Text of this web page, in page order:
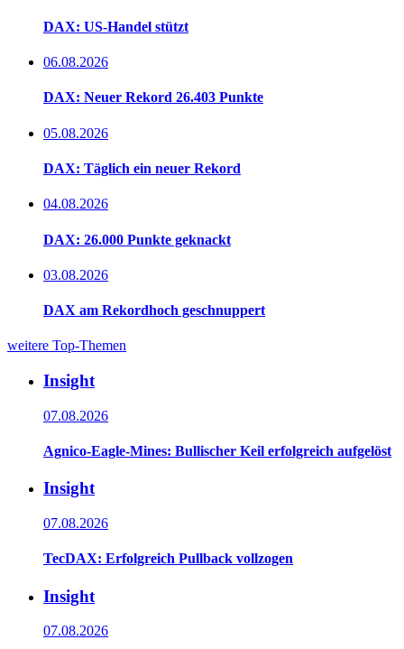
DAX: US-Handel stützt
06.08.2026
DAX: Neuer Rekord 26.403 Punkte
05.08.2026
DAX: Täglich ein neuer Rekord
04.08.2026
DAX: 26.000 Punkte geknackt
03.08.2026
DAX am Rekordhoch geschnuppert
weitere Top-Themen
Insight
07.08.2026
Agnico-Eagle-Mines: Bullischer Keil erfolgreich aufgelöst
Insight
07.08.2026
TecDAX: Erfolgreich Pullback vollzogen
Insight
07.08.2026